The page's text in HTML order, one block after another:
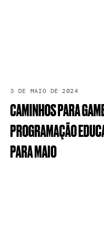
3 DE MAIO DE 2024
CAMINHOSPARA
PROGRAMAÇÃO
PARAMAIO